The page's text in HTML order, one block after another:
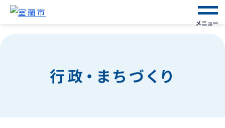
メニュー
行政・まちづくり